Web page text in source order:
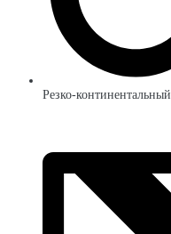
Резко-континентальный